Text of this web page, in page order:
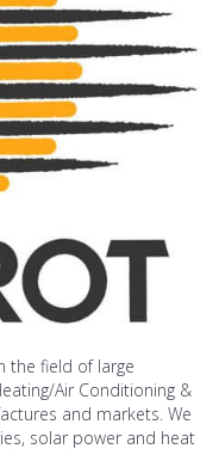
the field of large
Air Conditioning &
and markets. We
solar power and heat